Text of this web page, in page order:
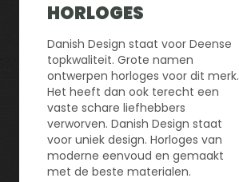
HORLOGES
Danish Design staat voor Deense
topkwaliteit. Grote namen
ontwerpen horloges voor dit merk.
Het heeft dan ook terecht een
vaste schare liefhebbers
verworven. Danish Design staat
voor uniek design. Horloges van
moderne eenvoud en gemaakt
met de beste materialen.